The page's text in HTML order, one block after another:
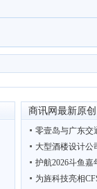
商讯网最新原创
零壹岛与广东交
大型酒楼设计公
护航2026斗鱼
为旌科技亮相